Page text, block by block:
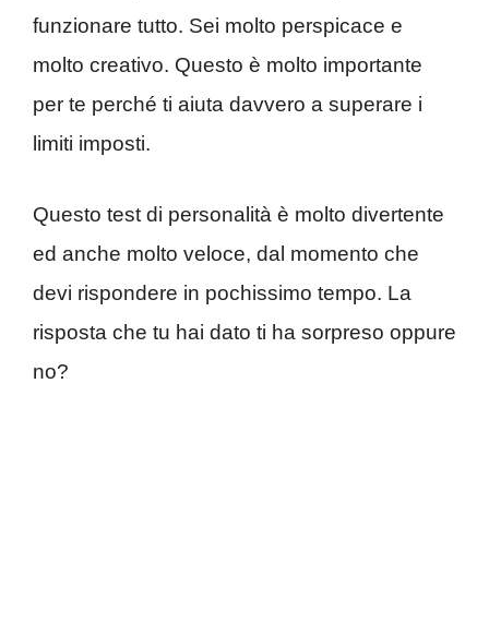
funzionare tutto. Sei molto perspicace e
molto creativo. Questo è molto importante
per te perché ti aiuta davvero a superare i
limiti imposti.
Questo test di personalità è molto divertente
ed anche molto veloce, dal momento che
devi rispondere in pochissimo tempo. La
risposta che tu hai dato ti ha sorpreso oppure
no?